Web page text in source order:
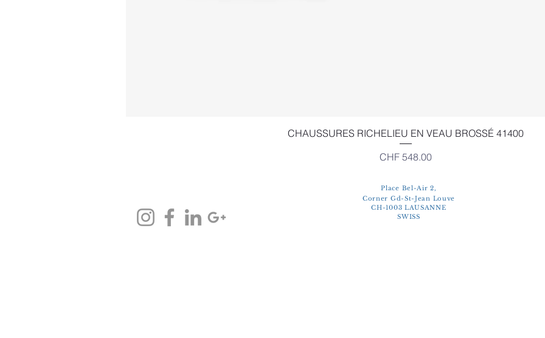
Quick View
CHAUSSURES RICHELIEU EN VEAU BROSSÉ 41400
Price
CHF 548.00
Place Bel-Air 2,
Corner Gd-St-Jean Louve
CH-1003 LAUSANNE
SWISS